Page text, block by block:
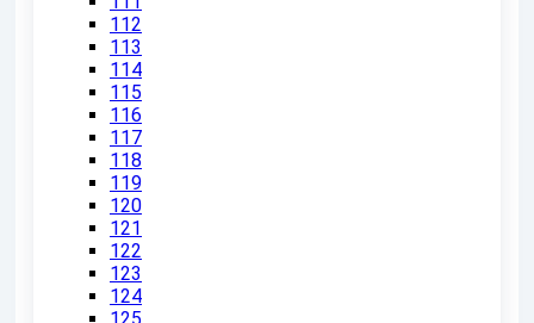
112
113
114
115
116
117
118
119
120
121
122
123
124